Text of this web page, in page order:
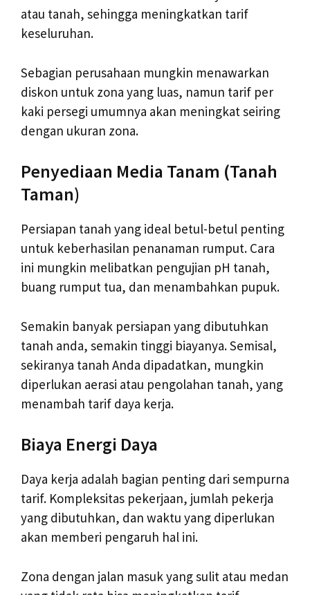
atau tanah, sehingga meningkatkan tarif
keseluruhan.
Sebagian perusahaan mungkin menawarkan
diskon untuk zona yang luas, namun tarif per
kaki persegi umumnya akan meningkat seiring
dengan ukuran zona.
Penyediaan Media Tanam (Tanah
Taman)
Persiapan tanah yang ideal betul-betul penting
untuk keberhasilan penanaman rumput. Cara
ini mungkin melibatkan pengujian pH tanah,
buang rumput tua, dan menambahkan pupuk.
Semakin banyak persiapan yang dibutuhkan
tanah anda, semakin tinggi biayanya. Semisal,
sekiranya tanah Anda dipadatkan, mungkin
diperlukan aerasi atau pengolahan tanah, yang
menambah tarif daya kerja.
Biaya Energi Daya
Daya kerja adalah bagian penting dari sempurna
tarif. Kompleksitas pekerjaan, jumlah pekerja
yang dibutuhkan, dan waktu yang diperlukan
akan memberi pengaruh hal ini.
Zona dengan jalan masuk yang sulit atau medan